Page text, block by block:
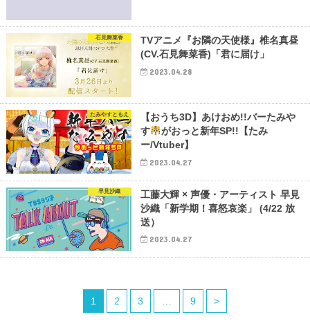
石見舞菜香
TVアニメ『お隣の天使様』椎名真昼
(CV.石見舞菜香)「君に届け」
2023.04.28
たみやすともえ
【おうち3D】あけおめ!!バーたみや
す
がおっと新年SP!!【たみ
ー/Vtuber】
2023.04.27
早見沙織
工藤大輝 × 声優・アーティスト 早見
沙織「新学期！喜怒哀楽」 (4/22 放
送）
2023.04.27
1 2 3 9 >